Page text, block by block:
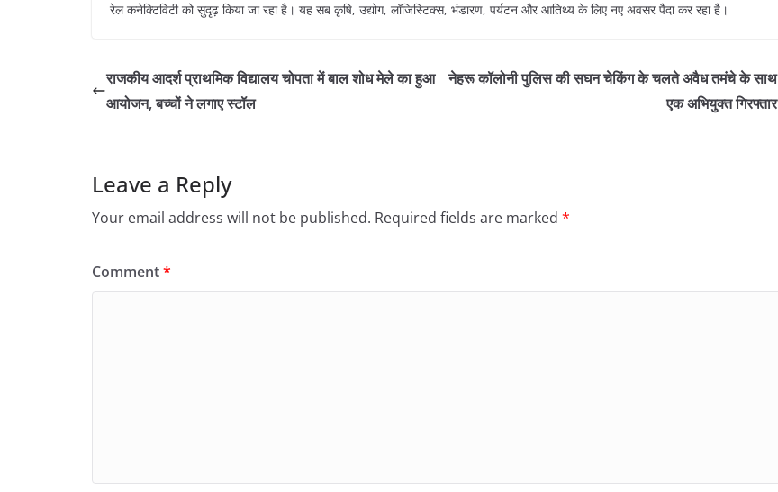
रेल कनेक्टिविटी को सुदृढ़ किया जा रहा है। यह सब कृषि, उद्योग, लॉजिस्टिक्स, भंडारण, पर्यटन और आतिथ्य के लिए नए अवसर पैदा कर रहा है।
राजकीय आदर्श प्राथमिक विद्यालय चोपता में बाल शोध मेले का हुआ
आयोजन, बच्चों ने लगाए स्टॉल
नेहरू कॉलोनी पुलिस की सघन चेकिंग के चलते अवैध तमंचे के साथ
एक अभियुक्त गिरफ्तार
Leave a Reply
Your email address will not be published. Required fields are marked *
Comment*